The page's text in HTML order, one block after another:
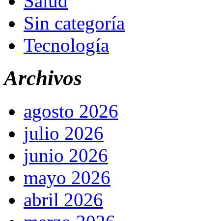
Sin categoría
Tecnología
Archivos
agosto 2026
julio 2026
junio 2026
mayo 2026
abril 2026